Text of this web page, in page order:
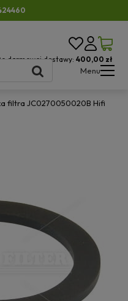
darmowej dostawy: 400,00 zł
Menu
filtra JC0270050020B Hifi